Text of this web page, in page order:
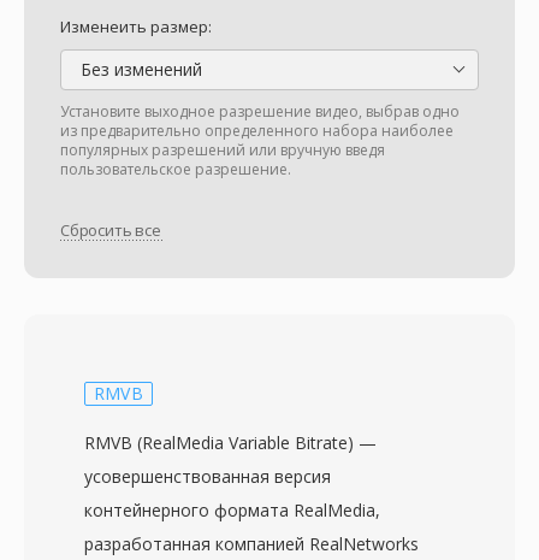
Изменеить размер:
Без изменений
Установите выходное разрешение видео, выбрав одно
из предварительно определенного набора наиболее
популярных разрешений или вручную введя
пользовательское разрешение.
Сбросить все
RMVB
RMVB (RealMedia Variable Bitrate) —
усовершенствованная версия
контейнерного формата RealMedia,
разработанная компанией RealNetworks